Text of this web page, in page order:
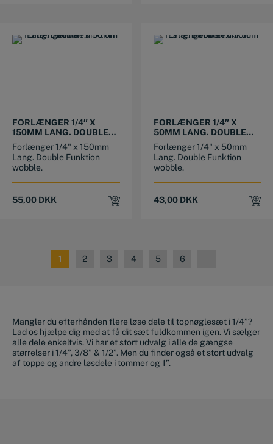
FORLÆNGER 1/4″ X
150MM LANG. DOUBLE
FUNKTION WOBBLE.
Forlænger 1/4" x 150mm
Lang. Double Funktion
wobble.
55,00 DKK
FORLÆNGER 1/4″ X
50MM LANG. DOUBLE
FUNKTION WOBBLE.
Forlænger 1/4" x 50mm
Lang. Double Funktion
wobble.
43,00 DKK
1 2 3 4 5 6
Mangler du efterhånden flere løse dele til topnøglesæt i 1/4”?
Lad os hjælpe dig med at få dit sæt fuldkommen igen. Vi sælger
alle dele enkeltvis. Vi har et stort udvalg i alle de gængse
størrelser i 1/4”, 3/8” & 1/2”. Men du finder også et stort udvalg
af toppe og andre løsdele i tommer og 1”.